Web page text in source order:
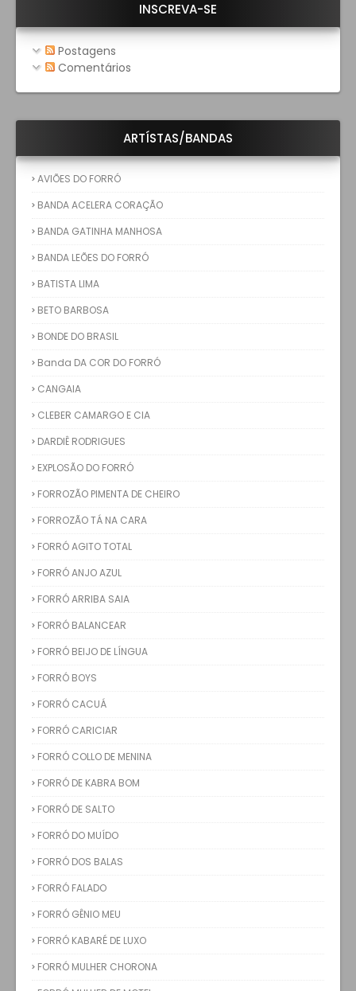
INSCREVA-SE
Postagens
Comentários
ARTÍSTAS/BANDAS
AVIÕES DO FORRÓ
BANDA ACELERA CORAÇÃO
BANDA GATINHA MANHOSA
BANDA LEÕES DO FORRÓ
BATISTA LIMA
BETO BARBOSA
BONDE DO BRASIL
Banda DA COR DO FORRÓ
CANGAIA
CLEBER CAMARGO E CIA
DARDIÊ RODRIGUES
EXPLOSÃO DO FORRÓ
FORROZÃO PIMENTA DE CHEIRO
FORROZÃO TÁ NA CARA
FORRÓ AGITO TOTAL
FORRÓ ANJO AZUL
FORRÓ ARRIBA SAIA
FORRÓ BALANCEAR
FORRÓ BEIJO DE LÍNGUA
FORRÓ BOYS
FORRÓ CACUÁ
FORRÓ CARICIAR
FORRÓ COLLO DE MENINA
FORRÓ DE KABRA BOM
FORRÓ DE SALTO
FORRÓ DO MUÍDO
FORRÓ DOS BALAS
FORRÓ FALADO
FORRÓ GÊNIO MEU
FORRÓ KABARÉ DE LUXO
FORRÓ MULHER CHORONA